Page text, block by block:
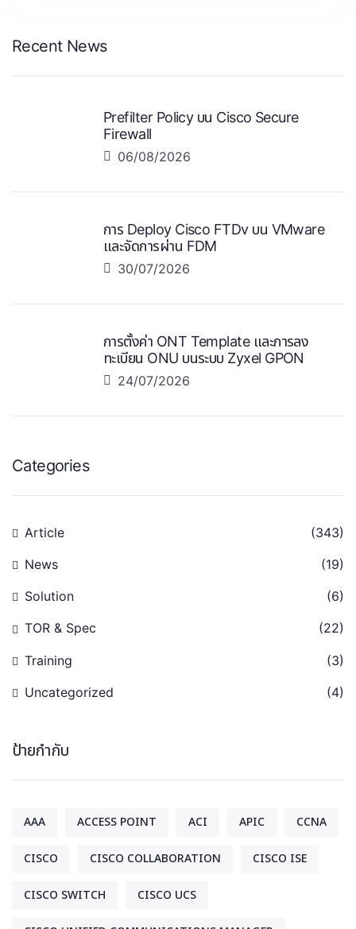
Recent News
Prefilter Policy บน Cisco Secure
Firewall
06/08/2026
การ Deploy Cisco FTDv บน VMware
และจัดการผ่าน FDM
30/07/2026
การตั้งค่า ONT Template และการลง
ทะเบียน ONU บนระบบ Zyxel GPON
24/07/2026
Categories
Article (343)
News (19)
Solution (6)
TOR & Spec (22)
Training (3)
Uncategorized (4)
ป้ายกำกับ
AAA ACCESS POINT ACI APIC CCNA
CISCO CISCO COLLABORATION CISCO ISE
CISCO SWITCH CISCO UCS